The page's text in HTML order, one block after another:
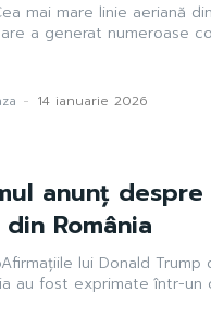
mai mare linie aeriană
a generat numeroase
- 14 ianuarie 2026
anunț
România
lui Donald
au fost exprimate într-